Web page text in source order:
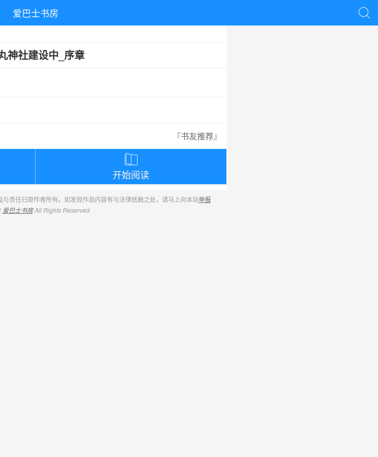
爱巴士书房 
神社建设中 序章
『书友推荐』

开始阅读
责任归原作者所有。如发现作品内容有与法律抵触之处，请马上向本站举报
爱巴士书房All Rights Reserved